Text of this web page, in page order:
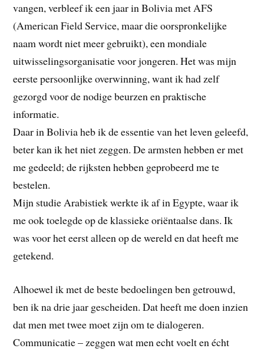
vangen, verbleef ik een jaar in Bolivia met AFS
(American Field Service, maar die oorspronkelijke
naam wordt niet meer gebruikt), een mondiale
uitwisselingsorganisatie voor jongeren. Het was mijn
eerste persoonlijke overwinning, want ik had zelf
gezorgd voor de nodige beurzen en praktische
informatie.
Daar in Bolivia heb ik de essentie van het leven geleefd,
beter kan ik het niet zeggen. De armsten hebben er met
me gedeeld; de rijksten hebben geprobeerd me te
bestelen.
Mijn studie Arabistiek werkte ik af in Egypte, waar ik
me ook toelegde op de klassieke oriëntaalse dans. Ik
was voor het eerst alleen op de wereld en dat heeft me
getekend.
Alhoewel ik met de beste bedoelingen ben getrouwd,
ben ik na drie jaar gescheiden. Dat heeft me doen inzien
dat men met twee moet zijn om te dialogeren.
Communicatie – zeggen wat men echt voelt en écht